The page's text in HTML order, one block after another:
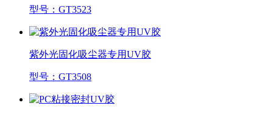
型号：GT3523
紫外光固化吸尘器专用UV胶
型号：GT3508